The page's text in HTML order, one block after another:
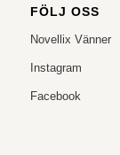
FÖLJ OSS
Novellix Vänner
Instagram
Facebook